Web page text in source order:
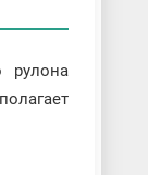
рулона